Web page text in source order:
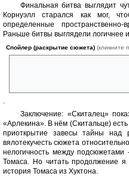
Финальная битва выглядит
Корнуэлл старался как мог,
определенные
Раньше битвы выглядели логичнее
Спойлер (раскрытие сюжета) (кликните
Заключение: «Скиталец»
«Арлекина». В нём (Скитальце)
приоткрытие завесы тайны
вялотекучесть сюжета
нелогичность между
Томаса. Но читать продолжение я
история Томаса из Хуктона.